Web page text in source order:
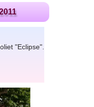
"Eclipse".